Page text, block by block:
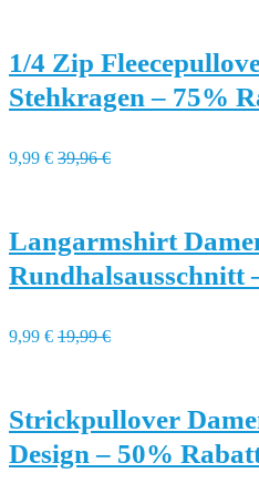
1/4 Zip
Stehkragen – 75%
9,99 € 39,96 €
Langarmshirt
Rundhalsausschnitt
9,99 € 19,99 €
Strickpullover
Design – 50%